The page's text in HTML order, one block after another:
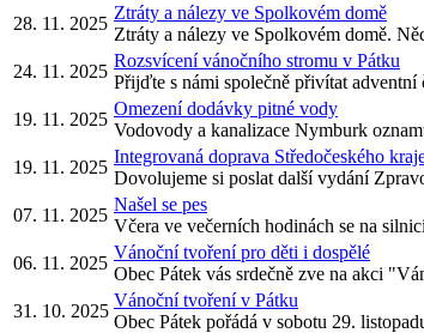
28. 11. 2025
Ztráty a nálezy ve Spolkovém domě
Ztráty a nálezy ve Spolkovém domě.
24. 11. 2025
Rozsvícení vánočního stromu v Pátku
Přijďte s námi společně přivítat adventní
19. 11. 2025
Omezení dodávky pitné vody
Vodovody a kanalizace Nymburk
19. 11. 2025
Integrovaná doprava Středočeského
Dovolujeme si poslat další vydání
07. 11. 2025
Našel se pes
Včera ve večerních hodinách se na
06. 11. 2025
Vánoční tvoření pro děti i dospělé
Obec Pátek vás srdečně zve na akci
31. 10. 2025
Vánoční tvoření v Pátku
Obec Pátek pořádá v sobotu 29.